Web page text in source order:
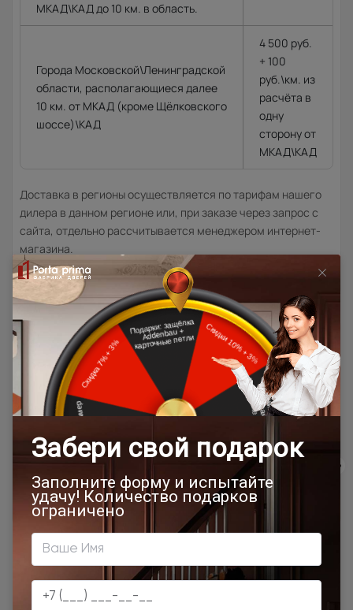
МКАД\КАД до 10 км. в область.
Города Московской\Ленинградской
области, располагающиеся далее
10 км. от МКАД (кроме Щёлковского
шоссе)\КАД
4 500 руб.
+ 100
руб.\км. из
расчёта в
одну
сторону от
МКАД\КАД
Доставка в регионы осуществляется по тарифам нашего
дилера в данном регионе или, при заказе через запрос с
сайта, отдельно рассчитывается менеджером интернет-
магазина.
Подробная информация о доставке
Товар относится к категориям:
500x1900 Межкомнатные двери 55х190 см
Двери модерн
Стильные современные межкомнатные двери
900x2000
800х1950 800x2000 900x2200 600x1950
800x2400
Двери межкомнатные 1000х2000 мм 900x1900
800x2100 800x2200 900x2300
Наши преимущества